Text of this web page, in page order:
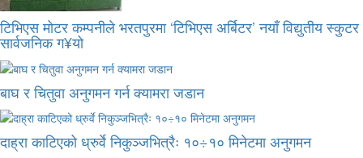
टिभिएस मोटर कम्पनीले भरतपुरमा ‘टिभिएस अर्बिटर’ नयाँ विद्युतीय स्कुटर
सार्वजनिक ग¥यो
बाघ र चितुवा अनुगमन गर्न क्यामरा जडान
दाह्रा काटिएको ध्रुर्वे निकुञ्जभित्रैः १०÷१० मिनेटमा अनुगमन